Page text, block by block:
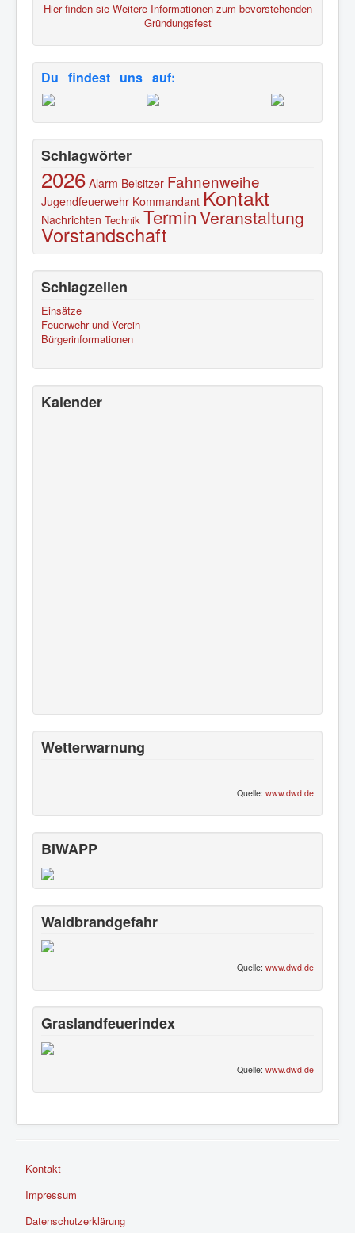
Hier finden sie Weitere Informationen zum bevorstehenden
Gründungsfest
Du findest uns auf:
Schlagwörter
2026 Alarm Beisitzer Fahnenweihe
Jugendfeuerwehr Kommandant Kontakt
Nachrichten Technik TerminVeranstaltung
Vorstandschaft
Schlagzeilen
Einsätze
Feuerwehr und Verein
Bürgerinformationen
Kalender
Wetterwarnung
Quelle: www.dwd.de
BIWAPP
Waldbrandgefahr
Quelle: www.dwd.de
Graslandfeuerindex
Quelle: www.dwd.de
Kontakt
Impressum
Datenschutzerklärung